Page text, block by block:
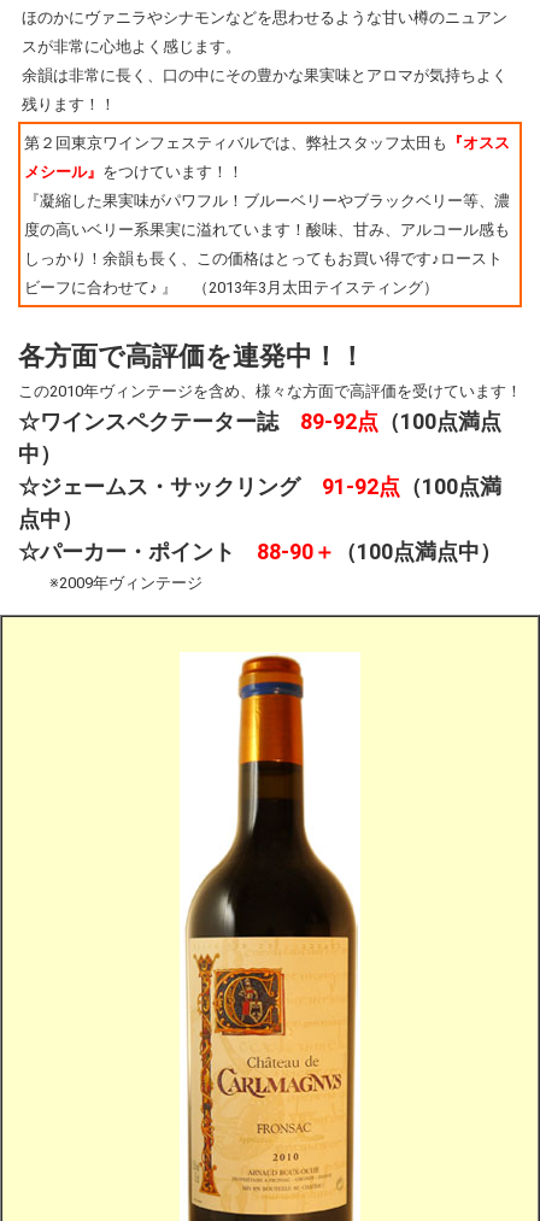
ほのかにヴァニラやシナモンなどを思わせるような甘い樽のニュアン
スが非常に心地よく感じます。
余韻は非常に長く、口の中にその豊かな果実味とアロマが気持ちよく
残ります！！
第２回東京ワインフェスティバルでは、弊社スタッフ太田も
『オスス
メシール』 をつけています！！
『凝縮した果実味がパワフル！ブルーベリーやブラックベリー等、濃
度の高いベリー系果実に溢れています！酸味、甘み、アルコール感も
しっかり！余韻も長く、この価格はとってもお買い得です♪ロースト
ビーフに合わせて♪ 』 （2013年3月太田テイスティング）
各方面で高評価を連発中！！
この2010年ヴィンテージを含め、様々な方面で高評価を受けています！
☆ワインスペクテーター誌 89-92点 （100点満点
中）
☆ジェームス・サックリング 91-92点 （100点満
点中）
☆パーカー・ポイント 88-90＋ （100点満点中）
※2009年ヴィンテージ